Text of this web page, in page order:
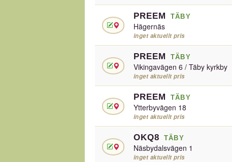
PREEM TÄBY
Hägernäs
inget aktuellt pris
PREEM TÄBY
Vikingavägen 6 / Täby kyrkby
inget aktuellt pris
PREEM TÄBY
Ytterbyvägen 18
inget aktuellt pris
OKQ8 TÄBY
Näsbydalsvägen 1
inget aktuellt pris